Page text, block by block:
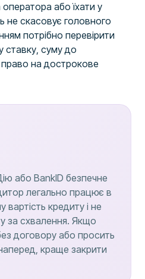
або їхати у
не скасовує головного
потрібно перевірити
ставку, суму до
на дострокове
або BankID безпечне
легально працює в
вартість кредиту і не
за схвалення. Якщо
договору або просить
краще закрити